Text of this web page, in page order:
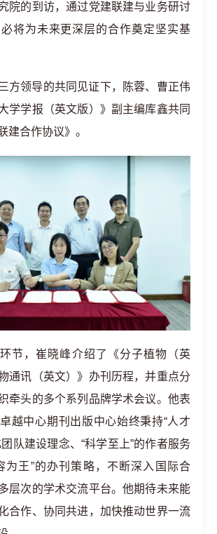
院的到访，通过党建联建与业务研讨
将为未来更深层的合作奠定坚实基
方领导的共同见证下，陈蓉、曹正伟
学学报（英文版）》副主编库鑫共同
建合作协议》。
节，崔晓峰介绍了《分子植物（英
通讯（英文）》办刊历程，并重点分
牵头的多个系列品牌学术会议。他表
越中心期刊出版中心始终秉持“人才
队建设理念、“科学至上”的作者服务
为王”的办刊策略，不断深入国际合
层次的学术交流平台。他期待未来能
合作、协同共进，加快推动世界一流